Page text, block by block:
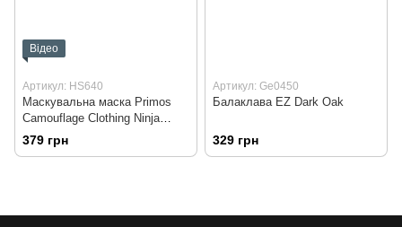
Відео
Артикул: HS640
Маскувальна маска Primos
Camouflage Clothing Ninja
Cotton Full
379 грн
Артикул: Ge0450
Балаклава EZ Dark Oak
329 грн